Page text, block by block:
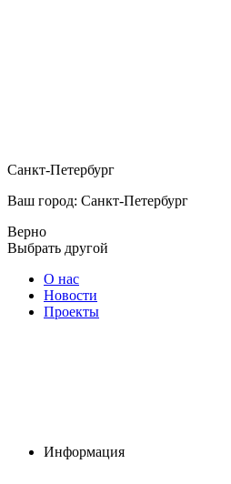
Санкт-Петербург
Ваш город: Санкт-Петербург
Верно
Выбрать другой
О нас
Новости
Проекты
Информация